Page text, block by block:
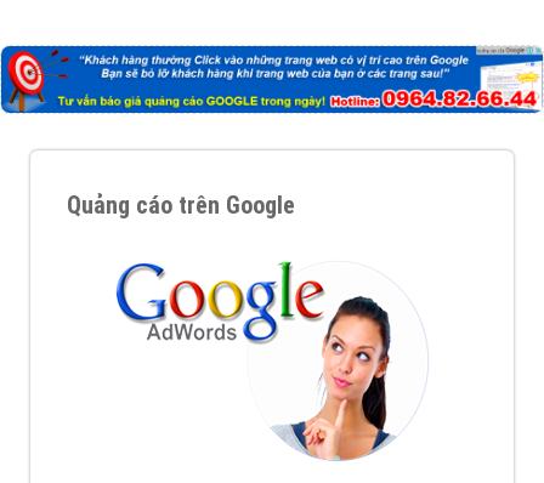
Quảng cáo trên Google